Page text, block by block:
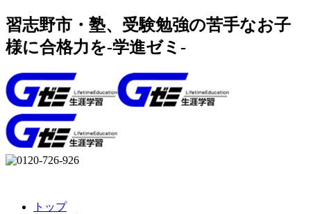
習志野市・塾、受験勉強の苦手なお子
様に合格力を-学進ゼミ-
トップ